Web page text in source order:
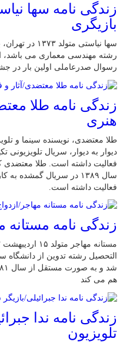
زندگی نامه سها
بازیگری
سها نیاستی
رشته مهندسی معماری می باشد،
رسوال صدرعاملی اولین بار در
زندگی نامه طلا
هنری
طلا معتضدی، نویسنده سینما و
دیوار به دیوار، سریال تلویزیونی
فعالیت داشته است. طلا معتضدی
سال ۱۳۸۹ در سریال گمشده
فعالیت داشته است.
زندگی نامه مستانه
هم می کند
زندگی نامه ندا
تلویزیون